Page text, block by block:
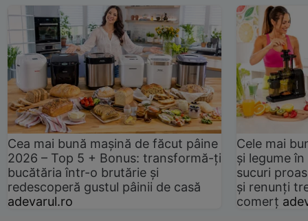
Cea mai bună mașină de făcut pâine
2026 – Top 5 + Bonus: transformă-ți
bucătăria într-o brutărie și
redescoperă gustul pâinii de casă
adevarul.ro
Cele mai
și legume
sucuri
și renunți
comerț